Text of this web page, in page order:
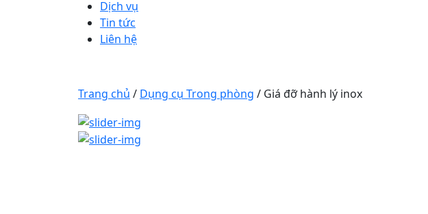
Dịch vụ
Tin tức
Liên hệ
Trang chủ / Dụng cụ Trong phòng / Giá đỡ hành lý inox